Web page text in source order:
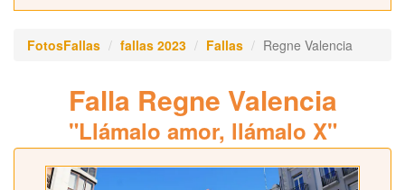
FotosFallas fallas 2023 Fallas Regne Valencia
Falla Regne Valencia
"Llámalo amor, llámalo X"